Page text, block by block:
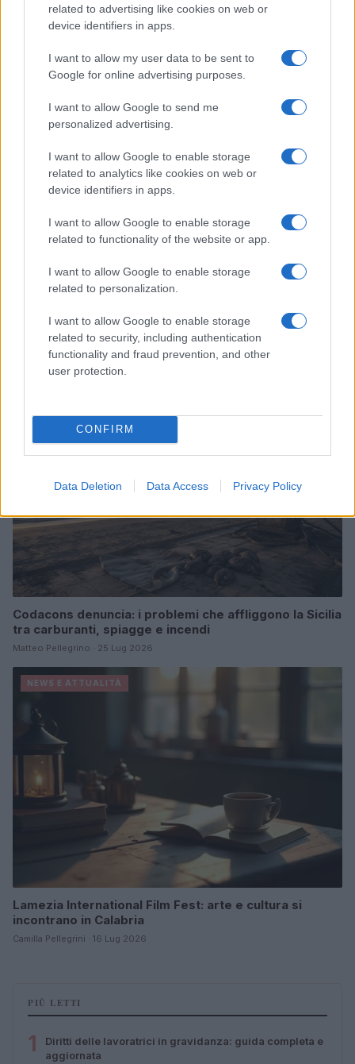
related to advertising like cookies on web or
device identifiers in apps.
I want to allow my user data to be sent to
Google for online advertising purposes.
I want to allow Google to send me
personalized advertising.
I want to allow Google to enable storage
related to analytics like cookies on web or
device identifiers in apps.
I want to allow Google to enable storage
related to functionality of the website or app.
I want to allow Google to enable storage
related to personalization.
I want to allow Google to enable storage
related to security, including authentication
functionality and fraud prevention, and other
user protection.
CONFIRM
Data Deletion Data Access Privacy Policy
Continua a leggere
NEWS E ATTUALITÀ
ICA Milano presenta mostre, concerti e letture per
l’autunno 2026
Matteo Pellegrino · 6 Ago 2026
Codacons denuncia: i problemi che affliggono la Sicilia
tra carburanti, spiagge e incendi
Matteo Pellegrino · 25 Lug 2026
NEWS E ATTUALITÀ
Lamezia International Film Fest: arte e cultura si
incontrano in Calabria
Camilla Pellegrini · 16 Lug 2026
PIÙ LETTI
1
Diritti delle lavoratrici in gravidanza: guida completa e
aggiornata